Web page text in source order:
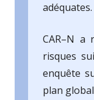
adéquates.
CAR–N a
risques
enquête
plan